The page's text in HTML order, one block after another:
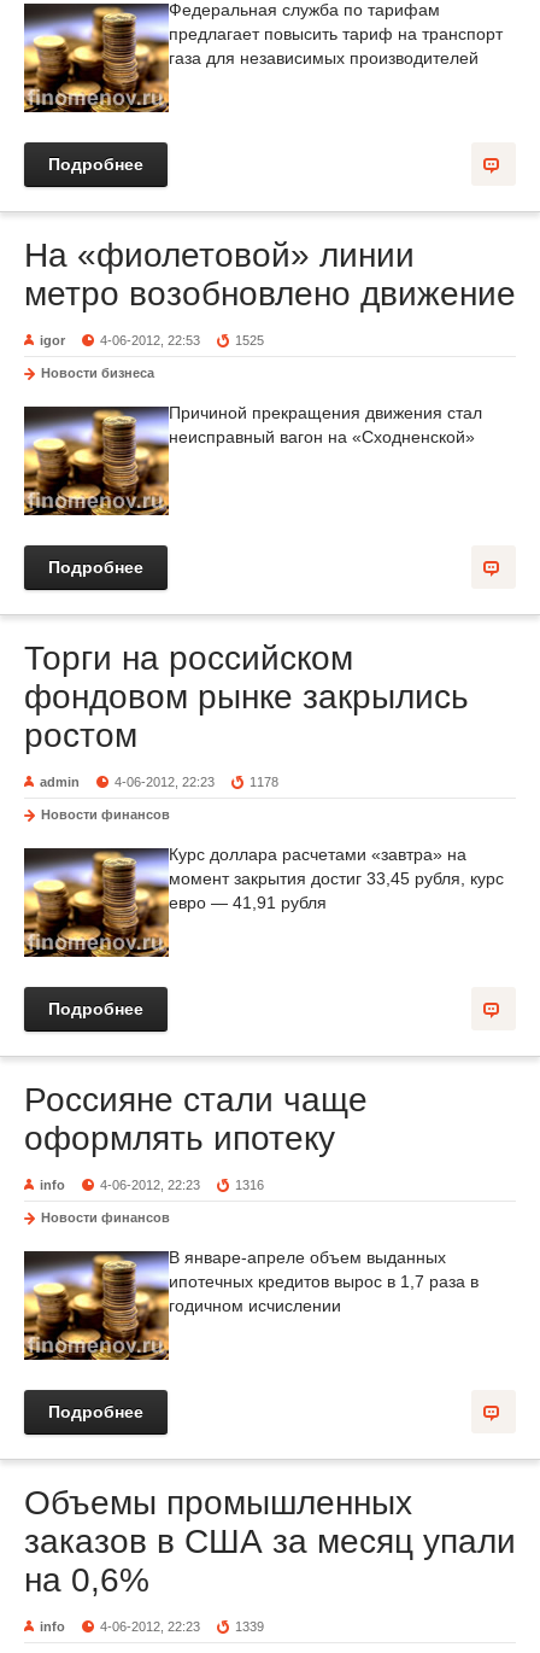
Федеральная служба по тарифам
предлагает повысить тариф на транспорт
газа для независимых производителей
Подробнее
На «фиолетовой» линии
метро возобновлено движение
igor 4-06-2012, 22:53 1525
Новости бизнеса
Причиной прекращения движения стал
неисправный вагон на «Сходненской»
Подробнее
Торги на российском
фондовом рынке закрылись
ростом
admin 4-06-2012, 22:23 1178
Новости финансов
Курс доллара расчетами «завтра» на
момент закрытия достиг 33,45 рубля, курс
евро — 41,91 рубля
Подробнее
Россияне стали чаще
оформлять ипотеку
info 4-06-2012, 22:23 1316
Новости финансов
В январе-апреле объем выданных
ипотечных кредитов вырос в 1,7 раза в
годичном исчислении
Подробнее
Объемы промышленных
заказов в США за месяц упали
на 0,6%
info 4-06-2012, 22:23 1339